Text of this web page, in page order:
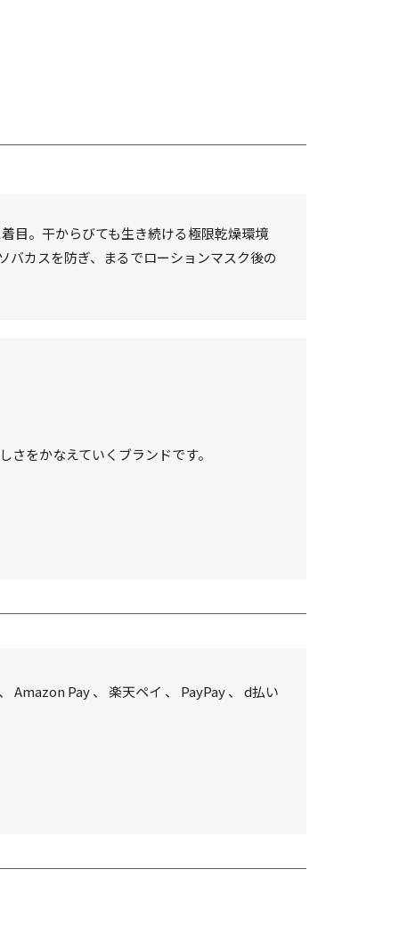
目。干からびても生き続ける極限乾燥環境
バカスを防ぎ、まるでローションマスク後の
をかなえていくブランドです。
、 Amazon Pay、 楽天ペイ 、 PayPay、 d払い